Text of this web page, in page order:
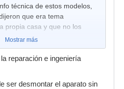
técnica de estos modelos,
que era tema
propia casa y que no los
Mostrar más
reparación e ingeniería
ser desmontar el aparato sin